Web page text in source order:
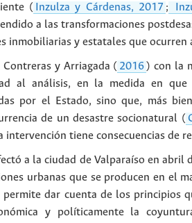
( Inzulza y Cárdenas, 2017 ;
a las transformaciones
inmobiliarias y estatales que ocurren
y Arriagada ( 2016 ) con la
al análisis, en la medida en
por el Estado, sino que, más
de un desastre socionatural (
intervención tiene consecuencias de
a la ciudad de Valparaíso en
urbanas que se producen en el
dar cuenta de los principios
y políticamente la